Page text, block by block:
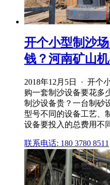
开个小型制沙
钱？河南矿山
2018年12月5日 · 开个
购一套制沙设备要花多
制沙设备贵？一台制砂
型号不同的设备工艺、
设备要投入的总费用不
联系电话: 180 3780 8511